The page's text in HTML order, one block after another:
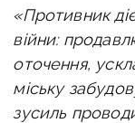
«Противник
війни:
оточення,
міську
зусиль